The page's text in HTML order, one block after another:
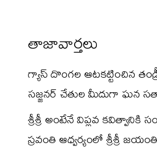
తాజావార్తలు
గ్యాస్ దొంగల ఆటకట్టించిన
సజ్జనర్ చేతుల మీదుగా ఘన
శ్రీశ్రీ అంటేనే విప్లవ కవిత్వానికి
స్రవంతి ఆధ్వర్యంలో శ్రీశ్రీ